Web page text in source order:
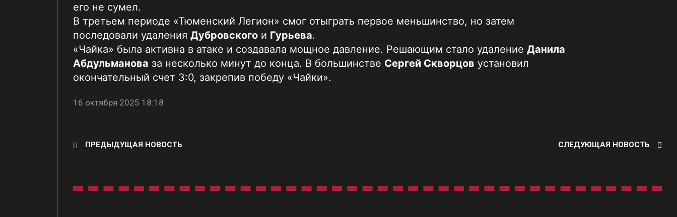
его не сумел.
В третьем периоде «Тюменский Легион» смог отыграть первое меньшинство, но затем
последовали удаления Дубровского и Гурьева.
«Чайка» была активна в атаке и создавала мощное давление. Решающим стало удаление Данила
Абдульманова за несколько минут до конца. В большинстве Сергей Скворцов установил
окончательный счет 3:0, закрепив победу «Чайки».
16 октября 2025 18:18
ПРЕДЫДУЩАЯ НОВОСТЬ СЛЕДУЮЩАЯ НОВОСТЬ